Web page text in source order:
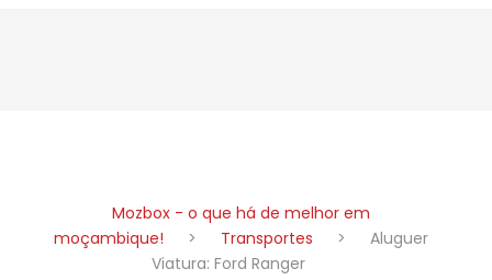
Mozbox - o que há de melhor em
moçambique!
> Transportes >
Aluguer
Viatura: Ford Ranger